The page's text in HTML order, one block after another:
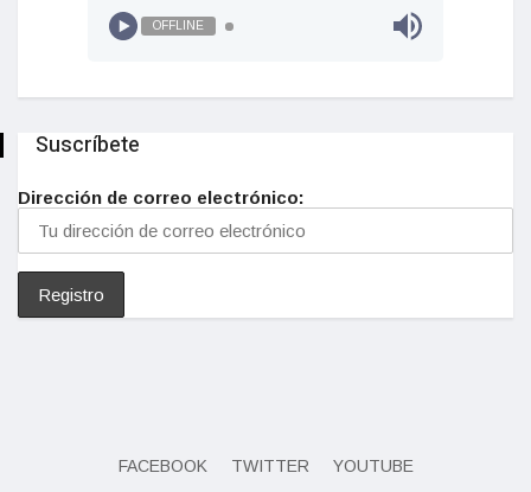
OFFLINE
Suscríbete
Dirección de correo electrónico:
FACEBOOK TWITTER YOUTUBE